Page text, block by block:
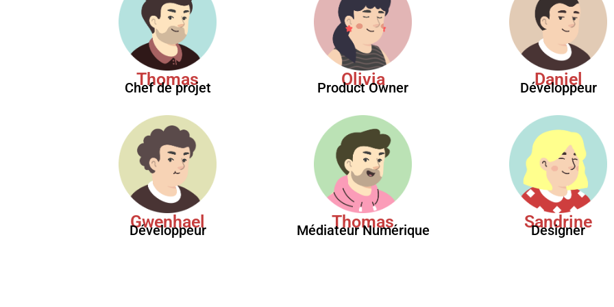
Thomas
Chef de projet Olivia
Product Owner Daniel
Développeur
Gwenhael
Développeur Thomas
Médiateur Numérique Sandrine
Designer